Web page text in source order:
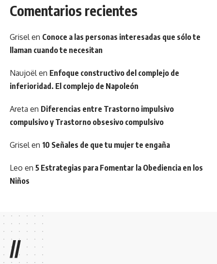
Comentarios recientes
Grisel en Conoce a las personas interesadas que sólo te
llaman cuando te necesitan
Naujoël en Enfoque constructivo del complejo de
inferioridad. El complejo de Napoleón
Areta en Diferencias entre Trastorno impulsivo
compulsivo y Trastorno obsesivo compulsivo
Grisel en 10 Señales de que tu mujer te engaña
Leo en 5 Estrategias para Fomentar la Obediencia en los
Niños
//